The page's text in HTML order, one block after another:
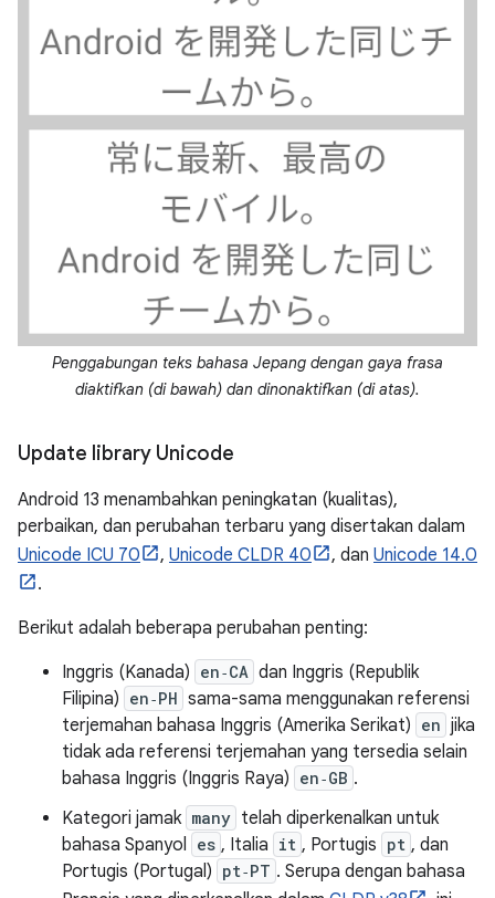
Penggabungan teks bahasa Jepang dengan gaya frasa
diaktifkan (di bawah) dan dinonaktifkan (di atas).
Update library Unicode
Android 13 menambahkan peningkatan (kualitas),
perbaikan, dan perubahan terbaru yang disertakan dalam
Unicode ICU 70
, Unicode CLDR 40 , dan Unicode 14.0
.
Berikut adalah beberapa perubahan penting:
Inggris (Kanada) en‑CA dan Inggris (Republik
Filipina) en‑PH sama-sama menggunakan referensi
terjemahan bahasa Inggris (Amerika Serikat) en jika
tidak ada referensi terjemahan yang tersedia selain
bahasa Inggris (Inggris Raya) en‑GB .
Kategori jamak many telah diperkenalkan untuk
bahasa Spanyol
es , Italia it , Portugis pt , dan
Portugis (Portugal) pt‑PT . Serupa dengan bahasa